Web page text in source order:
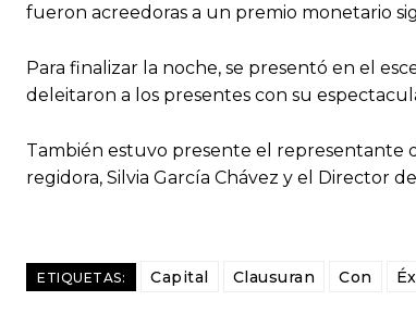
fueron acreedoras a un premio monetario
Para finalizar la noche, se presentó en el
deleitaron a los presentes con su
También estuvo presente el representante
regidora, Silvia García Chávez y el Director
ETIQUETAS: Capital Clausuran Con